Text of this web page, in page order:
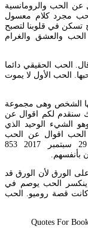
عن الحب والرومانسية
مجرد كلام معسول
تسكن في قلوبنا لتصبح
والعشق والغرام
الحب الحقيقي دائما
الحب الأول لا يموت
الشخص وهى مجموعة
سنقدم لكم اقوال عن
الشيء الوحيد الذي
الحب اقوال عن الحب
والرومانسية كتب بواسطة عبدالرحمن مجدي 29 سبتمبر 2017 853
بأنفسهم.
الورق لأن الورق قد
ينكسر الحب يوصم في
كانت قصة روميو. الحب